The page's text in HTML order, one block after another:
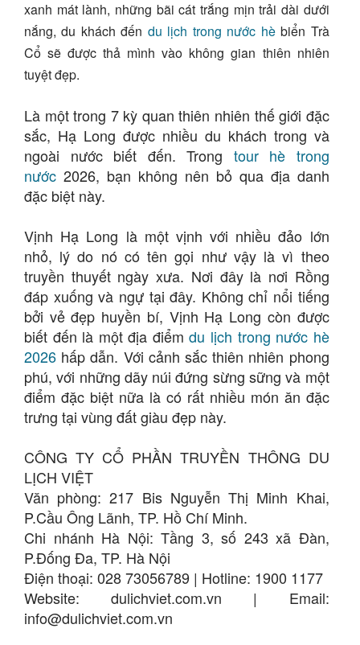
xanh mát lành, những bãi cát trắng mịn trải dài dưới
nắng, du khách đến du lịch trong nước hèbiển Trà
Cổ sẽ được thả mình vào không gian thiên nhiên
tuyệt đẹp.
Là một trong 7 kỳ quan thiên nhiên thế giới đặc
sắc, Hạ Long được nhiều du khách trong và
ngoài nước biết đến. Trong tour hè trong
nước 2026, bạn không nên bỏ qua địa danh
đặc biệt này.
Vịnh Hạ Long là một vịnh với nhiều đảo lớn
nhỏ, lý do nó có tên gọi như vậy là vì theo
truyền thuyết ngày xưa. Nơi đây là nơi Rồng
đáp xuống và ngự tại đây. Không chỉ nổi tiếng
bởi vẻ đẹp huyền bí, Vịnh Hạ Long còn được
biết đến là một địa điểmdu lịch trong nước hè
2026 hấp dẫn. Với cảnh sắc thiên nhiên phong
phú, với những dãy núi đứng sừng sững và một
điểm đặc biệt nữa là có rất nhiều món ăn đặc
trưng tại vùng đất giàu đẹp này.
CÔNG TY CỔ PHẦN TRUYỀN THÔNG DU
LỊCH VIỆT
Văn phòng: 217 Bis Nguyễn Thị Minh Khai,
P.Cầu Ông Lãnh, TP. Hồ Chí Minh.
Chi nhánh Hà Nội: Tầng 3, số 243 xã Đàn,
P.Đống Đa, TP. Hà Nội
Điện thoại: 028 73056789 | Hotline: 1900 1177
Website: dulichviet.com.vn | Email:
info@dulichviet.com.vn